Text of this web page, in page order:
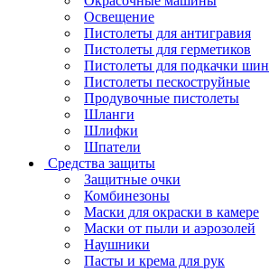
Освещение
Пистолеты для антигравия
Пистолеты для герметиков
Пистолеты для подкачки шин
Пистолеты пескоструйные
Продувочные пистолеты
Шланги
Шлифки
Шпатели
Средства защиты
Защитные очки
Комбинезоны
Маски для окраски в камере
Маски от пыли и аэрозолей
Наушники
Пасты и крема для рук